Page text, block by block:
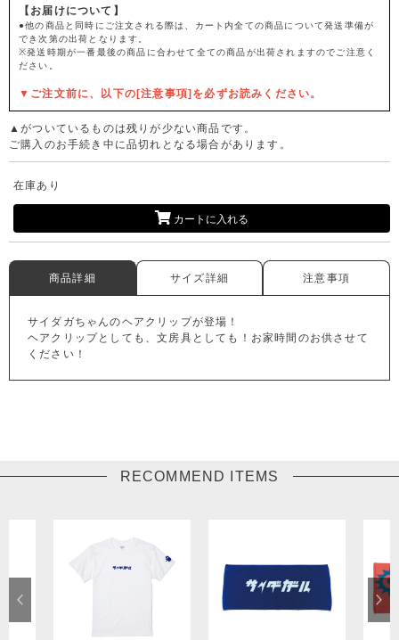
【お届けについて】
●他の商品と同時にご注文される際は、カート内全ての商品について発送準備が
でき次第の出荷となります。
※発送時期が一番最後の商品に合わせて全ての商品が出荷されますのでご注意く
ださい。
▼ご注文前に、以下の[注意事項]を必ずお読みください。
▲がついているものは残りが少ない商品です。
ご購入のお手続き中に品切れとなる場合があります。
在庫あり
カートに入れる
商品詳細 サイズ詳細 注意事項
サイダガちゃんのヘアクリップが登場！
ヘアクリップとしても、文房具としても！お家時間のお供させて
ください！
RECOMMEND ITEMS